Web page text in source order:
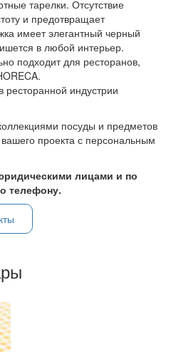
тарелки. Отсутствие
и предотвращает
имеет элегантный черный
в любой интерьер.
подходит для ресторанов,
индустрии
посуды и предметов
проекта с персональным
лицами и по
телефону.